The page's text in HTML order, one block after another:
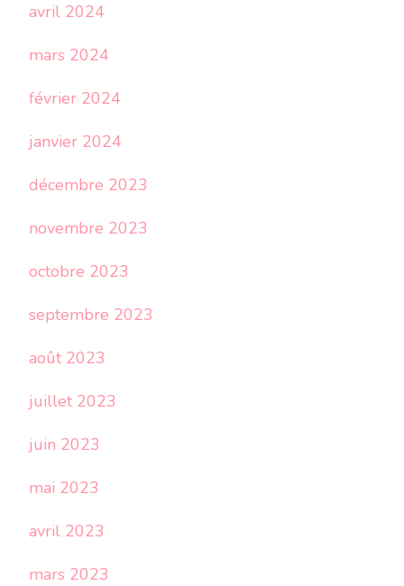
avril 2024
mars 2024
février 2024
janvier 2024
décembre 2023
novembre 2023
octobre 2023
septembre 2023
août 2023
juillet 2023
juin 2023
mai 2023
avril 2023
mars 2023